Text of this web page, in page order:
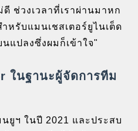
ช่วงเวลาที่เราผ่านมาหก
หรับแมนเชสเตอร์ยูไนเต็ด
แปลงซึ่งผมก็เข้าใจ"
ในฐานะผู้จัดการทีม
ยูฯ ในปี 2021 และประสบ